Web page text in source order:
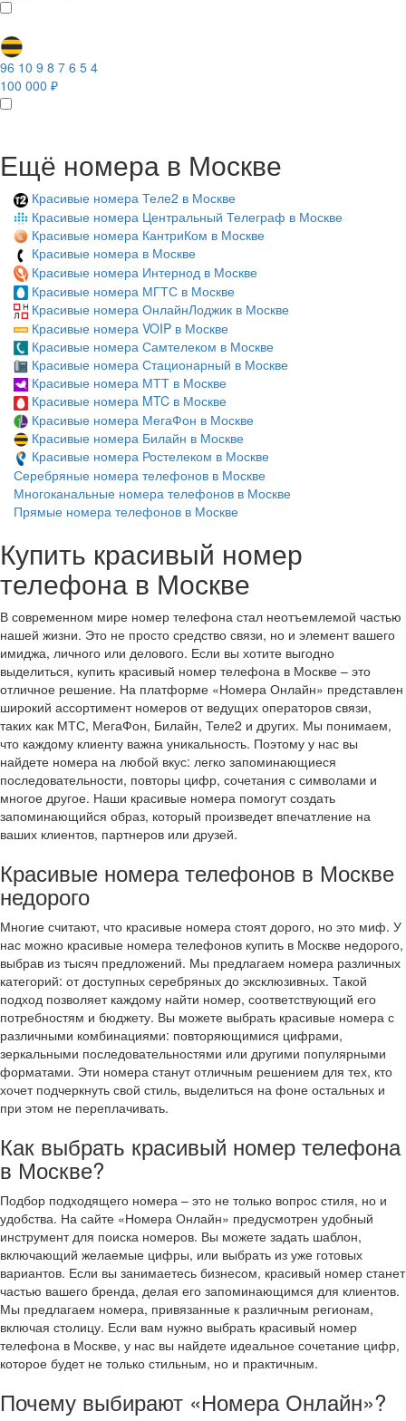
96 10 9 8 7 6 5 4
100 000 ₽
Ещё номера в Москве
Красивые номера Теле2 в Москве
Красивые номера Центральный Телеграф в Москве
Красивые номера КантриКом в Москве
Красивые номера в Москве
Красивые номера Интернод в Москве
Красивые номера МГТС в Москве
Красивые номера ОнлайнЛоджик в Москве
Красивые номера VOIP в Москве
Красивые номера Самтелеком в Москве
Красивые номера Стационарный в Москве
Красивые номера МТТ в Москве
Красивые номера MTC в Москве
Красивые номера МегаФон в Москве
Красивые номера Билайн в Москве
Красивые номера Ростелеком в Москве
Серебряные номера телефонов в Москве
Многоканальные номера телефонов в Москве
Прямые номера телефонов в Москве
Купить красивый номер
телефона в Москве
В современном мире номер телефона стал неотъемлемой частью
нашей жизни. Это не просто средство связи, но и элемент вашего
имиджа, личного или делового. Если вы хотите выгодно
выделиться, купить красивый номер телефона в Москве – это
отличное решение. На платформе «Номера Онлайн» представлен
широкий ассортимент номеров от ведущих операторов связи,
таких как МТС, МегаФон, Билайн, Теле2 и других. Мы понимаем,
что каждому клиенту важна уникальность. Поэтому у нас вы
найдете номера на любой вкус: легко запоминающиеся
последовательности, повторы цифр, сочетания с символами и
многое другое. Наши красивые номера помогут создать
запоминающийся образ, который произведет впечатление на
ваших клиентов, партнеров или друзей.
Красивые номера телефонов в Москве
недорого
Многие считают, что красивые номера стоят дорого, но это миф. У
нас можно красивые номера телефонов купить в Москве недорого,
выбрав из тысяч предложений. Мы предлагаем номера различных
категорий: от доступных серебряных до эксклюзивных. Такой
подход позволяет каждому найти номер, соответствующий его
потребностям и бюджету. Вы можете выбрать красивые номера с
различными комбинациями: повторяющимися цифрами,
зеркальными последовательностями или другими популярными
форматами. Эти номера станут отличным решением для тех, кто
хочет подчеркнуть свой стиль, выделиться на фоне остальных и
при этом не переплачивать.
Как выбрать красивый номер телефона
в Москве?
Подбор подходящего номера – это не только вопрос стиля, но и
удобства. На сайте «Номера Онлайн» предусмотрен удобный
инструмент для поиска номеров. Вы можете задать шаблон,
включающий желаемые цифры, или выбрать из уже готовых
вариантов. Если вы занимаетесь бизнесом, красивый номер станет
частью вашего бренда, делая его запоминающимся для клиентов.
Мы предлагаем номера, привязанные к различным регионам,
включая столицу. Если вам нужно выбрать красивый номер
телефона в Москве, у нас вы найдете идеальное сочетание цифр,
которое будет не только стильным, но и практичным.
Почему выбирают «Номера Онлайн»?